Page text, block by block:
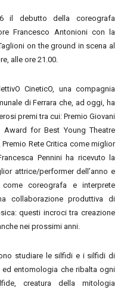
il debutto della coreografa
Francesco Antonioni con la
on the ground in scena al
alle ore 21.00.
CineticO, una compagnia
di Ferrara che, ad oggi, ha
premi tra cui: Premio Giovani
Award for Best Young Theatre
Rete Critica come miglior
Pennini ha ricevuto la
attrice/performer dell’anno e
coreografa e interprete
collaborazione produttiva di
questi incroci tra creazione
nei prossimi anni.
studiare le silfidi e i silfidi di
entomologia che ribalta ogni
creatura della mitologia